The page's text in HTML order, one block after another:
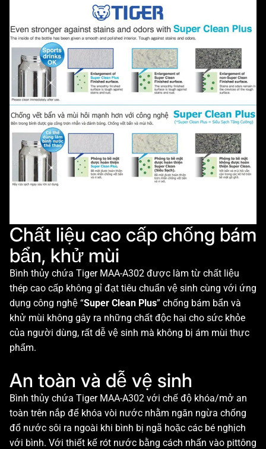
Chất liệu cao cấp chống bám
bẩn, khử mùi
Bình thủy chứa Tiger MAA-A302 được làm từ chất liệu
thép cao cấp không gỉ đạt tiêu chuẩn vệ sinh cùng với ứng
dụng công nghệ “Super Clean Plus” chống bám bẩn và
khử mùi không gây ra những chất độc hại cho sức khỏe
của người dùng, rất dễ vệ sinh mà không bị ám mùi thực
phẩm.
An toàn và dễ vệ sinh
Bình thủy chứa Tiger MAA-A302 với chế độ khóa/mở an
toàn trên nắp để khóa vòi nước nhằm ngăn ngừa chống
đổ nước sôi ra ngoài khi bình bị ngã hoặc các bé nghịch
với bình. Với thiết kế rót nước bằng cách nhấn vào pittông